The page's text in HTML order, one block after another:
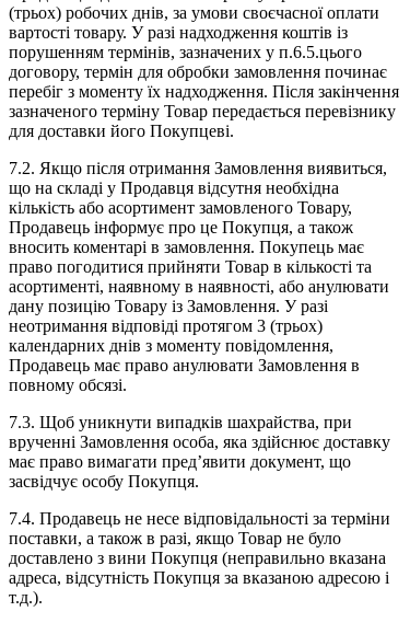
(трьох) робочих днів, за умови своєчасної оплати
вартості товару. У разі надходження коштів із
порушенням термінів, зазначених у п.6.5.цього
договору, термін для обробки замовлення починає
перебіг з моменту їх надходження. Після закінчення
зазначеного терміну Товар передається перевізнику
для доставки його Покупцеві.
7.2. Якщо після отримання Замовлення виявиться,
що на складі у Продавця відсутня необхідна
кількість або асортимент замовленого Товару,
Продавець інформує про це Покупця, а також
вносить коментарі в замовлення. Покупець має
право погодитися прийняти Товар в кількості та
асортименті, наявному в наявності, або анулювати
дану позицію Товару із Замовлення. У разі
неотримання відповіді протягом 3 (трьох)
календарних днів з моменту повідомлення,
Продавець має право анулювати Замовлення в
повному обсязі.
7.3. Щоб уникнути випадків шахрайства, при
врученні Замовлення особа, яка здійснює доставку
має право вимагати пред’явити документ, що
засвідчує особу Покупця.
7.4. Продавець не несе відповідальності за терміни
поставки, а також в разі, якщо Товар не було
доставлено з вини Покупця (неправильно вказана
адреса, відсутність Покупця за вказаною адресою і
т.д.).